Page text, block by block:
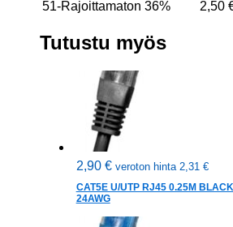
51-Rajoittamaton 36% 2,50
Tutustu myös
2,90 € veroton hinta 2,31 €
CAT5E U/UTP RJ45 0.25M
24AWG